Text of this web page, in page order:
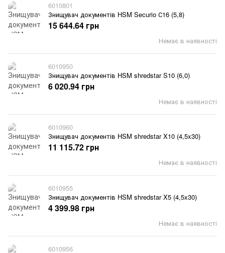
6010801
Знищувач документів HSM Securio С16 (5,8)
Немає в наявності
15 644.64 грн
6010950
Знищувач документів HSM shredstar S10 (6,0)
Немає в наявності
6 020.94 грн
6010960
Знищувач документів HSM shredstar X10 (4,5x30)
Немає в наявності
11 115.72 грн
6010955
Знищувач документів HSM shredstar X5 (4,5x30)
Немає в наявності
4 399.98 грн
6010956